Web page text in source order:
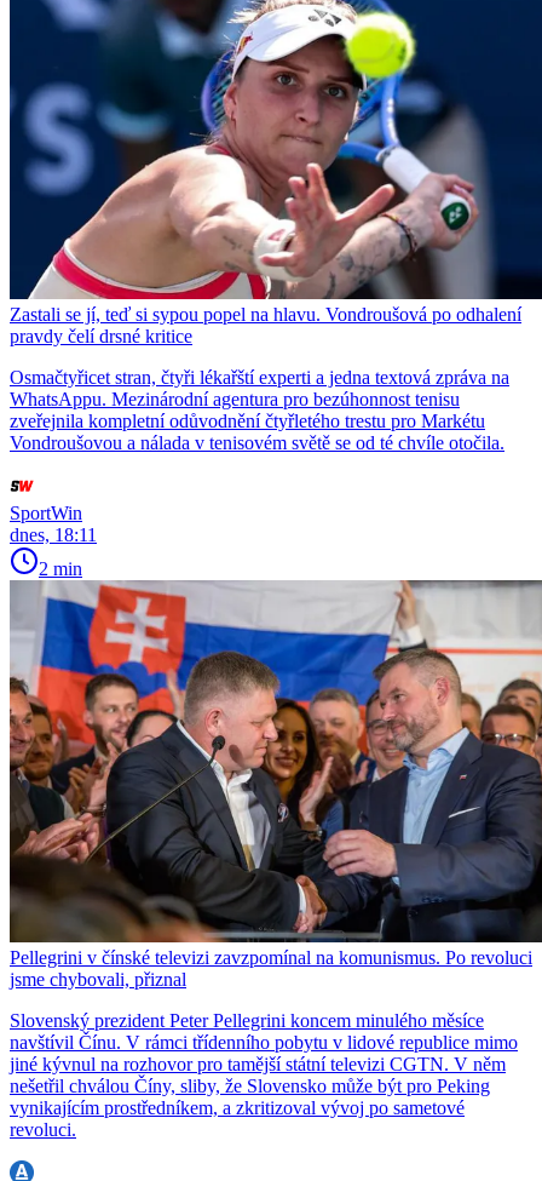
Zastali se jí, teď si sypou popel na hlavu. Vondroušová po odhalení
pravdy čelí drsné kritice
Osmačtyřicet stran, čtyři lékařští experti a jedna textová zpráva na
WhatsAppu. Mezinárodní agentura pro bezúhonnost tenisu
zveřejnila kompletní odůvodnění čtyřletého trestu pro Markétu
Vondroušovou a nálada v tenisovém světě se od té chvíle otočila.
SportWin
dnes, 18:11
2 min
Pellegrini v čínské televizi zavzpomínal na komunismus. Po revoluci
jsme chybovali, přiznal
Slovenský prezident Peter Pellegrini koncem minulého měsíce
navštívil Čínu. V rámci třídenního pobytu v lidové republice mimo
jiné kývnul na rozhovor pro tamější státní televizi CGTN. V něm
nešetřil chválou Číny, sliby, že Slovensko může být pro Peking
vynikajícím prostředníkem, a zkritizoval vývoj po sametové
revoluci.